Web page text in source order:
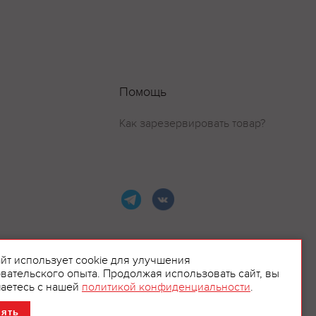
Помощь
Как зарезервировать товар?
использует cookie для улучшения
опыта. Продолжая использовать сайт, вы
с нашей политикой конфиденциальности.